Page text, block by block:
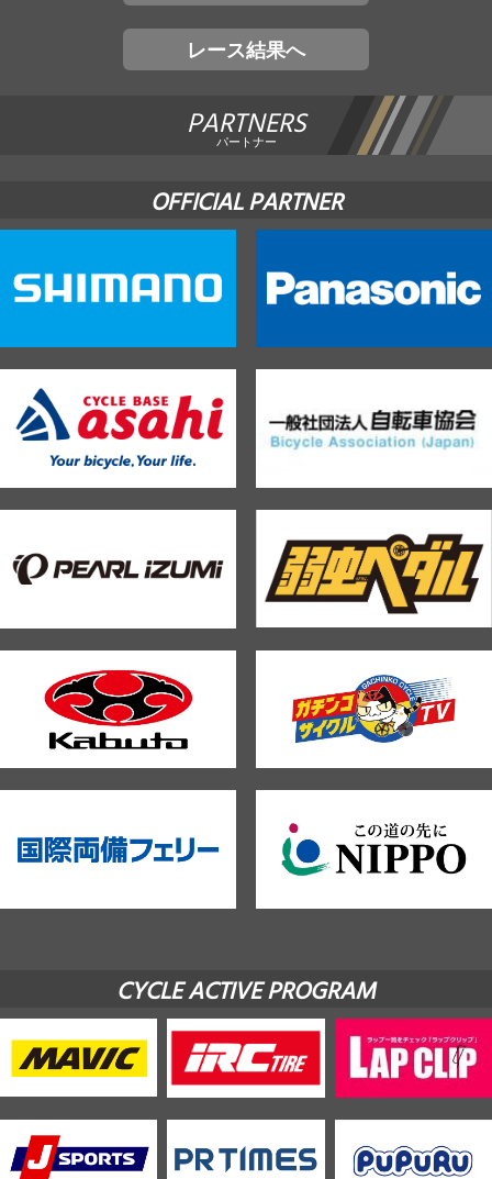
レース結果へ
PARTNERS
パートナー
OFFICIAL PARTNER
CYCLE ACTIVE PROGRAM